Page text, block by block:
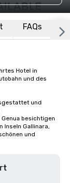
FAQs
Hotel in
und des
und
besichtigen
Inseln Gallinara,
und